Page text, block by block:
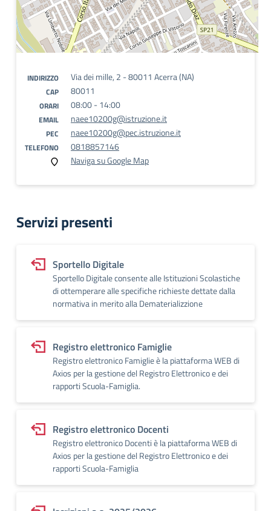
INDIRIZZO Via dei mille, 2 - 80011 Acerra (NA)
CAP 80011
ORARI 08:00 - 14:00
EMAIL naee10200g@istruzione.it
PEC naee10200g@pec.istruzione.it
TELEFONO
0818857146
Naviga su Google Map
Servizi presenti
Sportello Digitale
Sportello Digitale consente alle Istituzioni Scolastiche
di ottemperare alle specifiche richieste dettate dalla
normativa in merito alla Dematerializzione
Registro elettronico Famiglie
Registro elettronico Famiglie è la piattaforma WEB di
Axios per la gestione del Registro Elettronico e dei
rapporti Scuola-Famiglia.
Registro elettronico Docenti
Registro elettronico Docenti è la piattaforma WEB di
Axios per la gestione del Registro Elettronico e dei
rapporti Scuola-Famiglia